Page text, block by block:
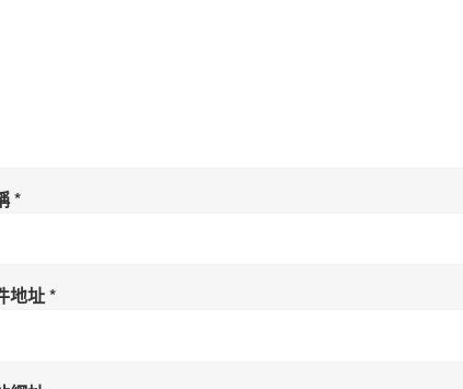
*
地址*